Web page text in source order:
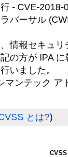
- CVE-2018-
ラバーサル
情報セキュ
の方が IPA
いました。
マンテック ア
とは?)